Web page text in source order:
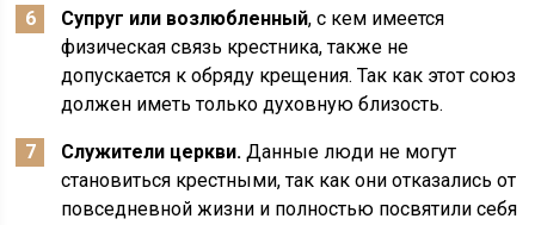
Супруг или возлюбленный, с кем имеется
физическая связь крестника, также не
допускается к обряду крещения. Так как этот союз
должен иметь только духовную близость.
Служители церкви. Данные люди не могут
становиться крестными, так как они отказались от
повседневной жизни и полностью посвятили себя